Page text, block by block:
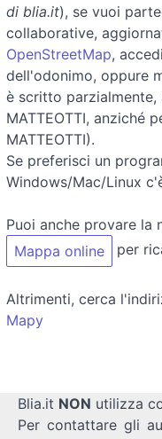
di blia.it), se vuoi
collaborative,
OpenStreetMap,
dell'odonimo, oppure
è scritto parzialmente,
MATTEOTTI, anziché
MATTEOTTI).
Se preferisci un
Windows/Mac/Linux
Puoi anche provare la
Mappa online
per
Altrimenti, cerca
Mapy
Blia.it NON utilizza
Per contattare gli